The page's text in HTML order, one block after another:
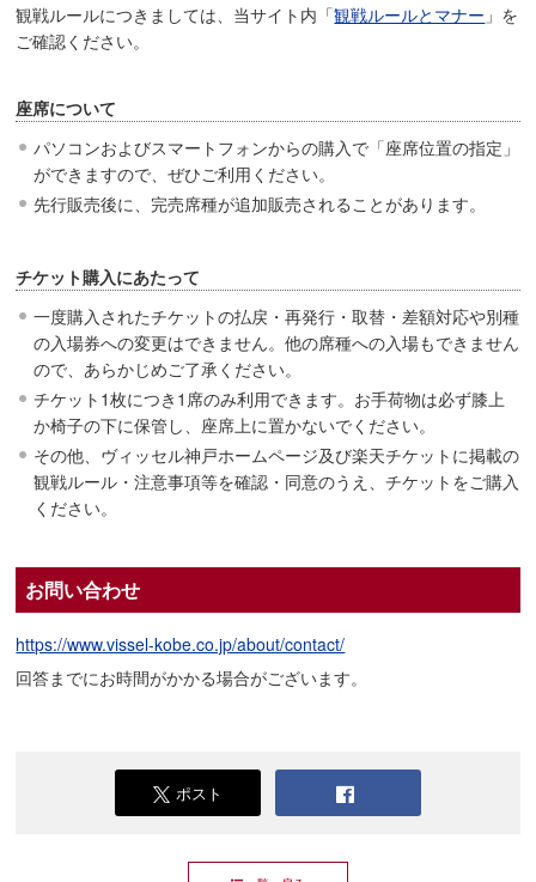
観戦ルールにつきましては、当サイト内「観戦ルールとマナー 」を
ご確認ください。
座席について
パソコンおよびスマートフォンからの購入で「座席位置の指定」
ができますので、ぜひご利用ください。
先行販売後に、完売席種が追加販売されることがあります。
チケット購入にあたって
一度購入されたチケットの払戻・再発行・取替・差額対応や別種
の入場券への変更はできません。他の席種への入場もできません
ので、あらかじめご了承ください。
チケット1枚につき1席のみ利用できます。お手荷物は必ず膝上
か椅子の下に保管し、座席上に置かないでください。
その他、ヴィッセル神戸ホームページ及び楽天チケットに掲載の
観戦ルール・注意事項等を確認・同意のうえ、チケットをご購入
ください。
お問い合わせ
https://www.vissel-kobe.co.jp/about/contact/
回答までにお時間がかかる場合がございます。
ポスト